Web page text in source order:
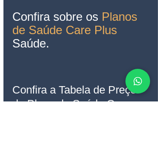
Confira sobre os Planos
de Saúde Care Plus
Saúde.
Confira a Tabela de Preço
do Plano de Saúde Care